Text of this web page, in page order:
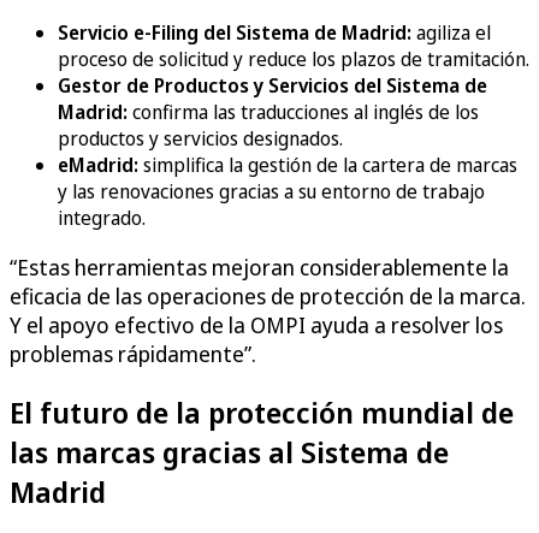
Servicio e-Filing del Sistema de Madrid:agiliza el
proceso de solicitud y reduce los plazos de tramitación.
Gestor de Productos y Servicios del Sistema de
Madrid:confirma las traducciones al inglés de los
productos y servicios designados.
eMadrid:simplifica la gestión de la cartera de marcas
y las renovaciones gracias a su entorno de trabajo
integrado.
“Estas herramientas mejoran considerablemente la
eficacia de las operaciones de protección de la marca.
Y el apoyo efectivo de la OMPI ayuda a resolver los
problemas rápidamente”.
El futuro de la protección mundial de
las marcas gracias al Sistema de
Madrid